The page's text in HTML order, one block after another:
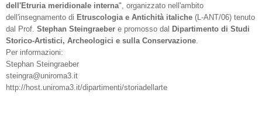
dell'Etruria meridionale interna", organizzato nell'ambito
dell'insegnamento di Etruscologia e Antichità italiche (L-ANT/06) tenuto
dal Prof. Stephan Steingraeber e promosso dal Dipartimento di Studi
Storico-Artistici, Archeologici e sulla Conservazione
Per informazioni:
Stephan Steingraeber
steingra@uniroma3.it
http://host.uniroma3.it/dipartimenti/storiadellarte